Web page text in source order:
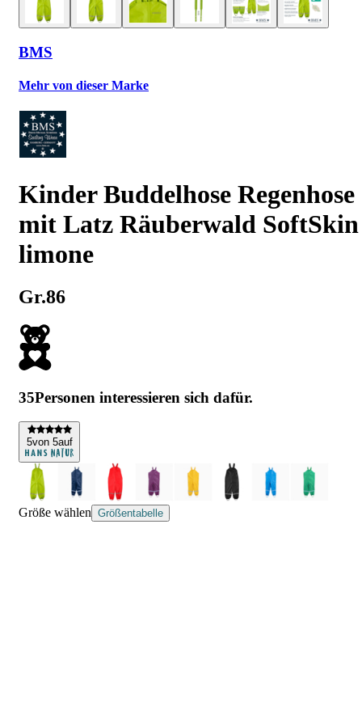
BMS
Mehr von dieser Marke
Kinder Buddelhose Regenhose
mit Latz Räuberwald SoftSkin
limone
Gr.86
35Personen interessieren sich dafür.
5von 5auf
Größe wählen Größentabelle